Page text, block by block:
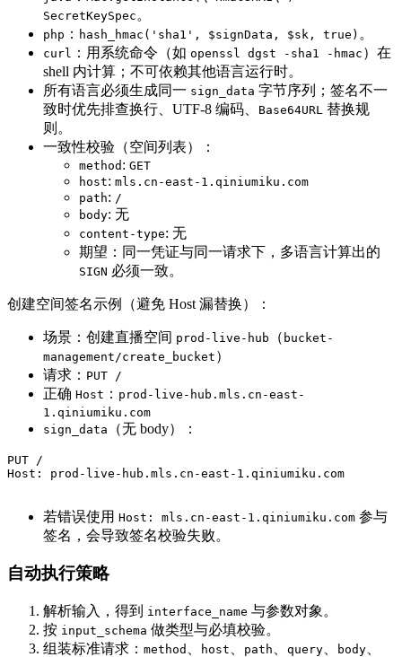
SecretKeySpec 。
php ： hash_hmac('sha1', $signData, $sk, true) 。
curl ：用系统命令（如 openssl dgst -sha1 -hmac ）在
shell 内计算；不可依赖其他语言运行时。
所有语言必须生成同一 sign_data 字节序列；签名不一
致时优先排查换行、UTF-8 编码、
Base64URL
替换规
则。
一致性校验（空间列表）：
method : GET
host: mls.cn-east-1.qiniumiku.com
path: /
body: 无
content-type: 无
期望：同一凭证与同一请求下，多语言计算出的
SIGN 必须一致。
创建空间签名示例（避免 Host 漏替换）：
场景：创建直播空间 prod-live-hub （ bucket-
management/create_bucket ）
请求： PUT /
正确 Host ： prod-live-hub.mls.cn-east-
1.qiniumiku.com
sign_data
（无 body）：
PUT /
Host: prod-live-hub.mls.cn-east-1.qiniumiku.com
若错误使用 Host: mls.cn-east-1.qiniumiku.com 参与
签名，会导致签名校验失败。
自动执行策略
解析输入，得到 interface_name 与参数对象。
按 input_schema 做类型与必填校验。
组装标准请求： method host path query body